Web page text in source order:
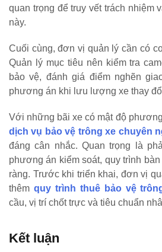
quan trọng để truy vết trách nhiệm
này.
Cuối cùng, đơn vị quản lý cần có
Quản lý mục tiêu nên kiểm tra
bảo vệ, đánh giá điểm nghẽn
phương án khi lưu lượng xe thay
Với những bãi xe có mật độ
dịch vụ bảo vệ trông xe chuyên
đáng cân nhắc. Quan trọng là
phương án kiểm soát, quy trình
ràng. Trước khi triển khai, đơn vị
thêm quy trình thuê bảo vệ
cầu, vị trí chốt trực và tiêu chuẩn
Kết luận